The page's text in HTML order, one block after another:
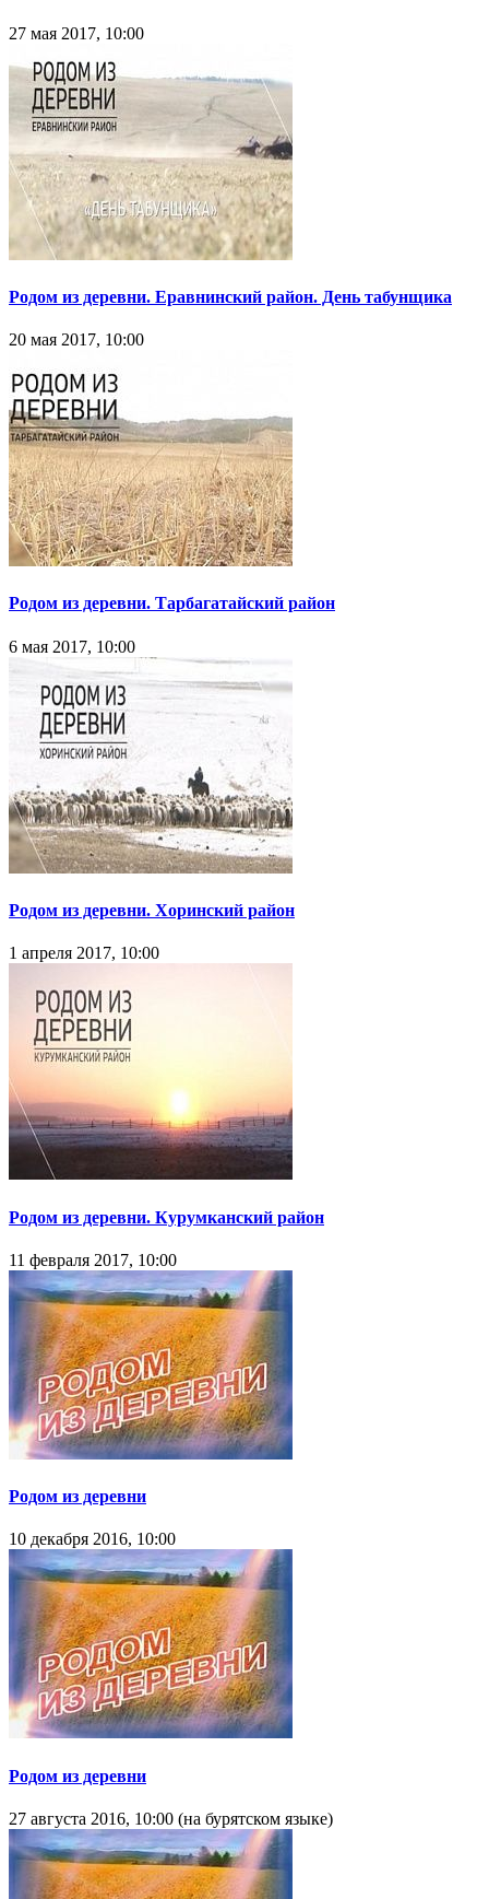
27 мая 2017, 10:00
Родом из деревни. Еравнинский район. День табунщика
20 мая 2017, 10:00
Родом из деревни. Тарбагатайский район
6 мая 2017, 10:00
Родом из деревни. Хоринский район
1 апреля 2017, 10:00
Родом из деревни. Курумканский район
11 февраля 2017, 10:00
Родом из деревни
10 декабря 2016, 10:00
Родом из деревни
27 августа 2016, 10:00 (на бурятском языке)